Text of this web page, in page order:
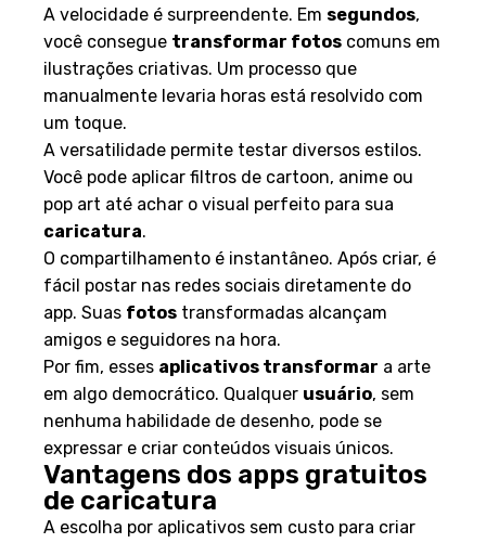
A velocidade é surpreendente. Em segundos,
você consegue transformar fotos comuns em
ilustrações criativas. Um processo que
manualmente levaria horas está resolvido com
um toque.
A versatilidade permite testar diversos estilos.
Você pode aplicar filtros de cartoon, anime ou
pop art até achar o visual perfeito para sua
caricatura.
O compartilhamento é instantâneo. Após criar, é
fácil postar nas redes sociais diretamente do
app. Suas fotos transformadas alcançam
amigos e seguidores na hora.
Por fim, esses aplicativos transformar a arte
em algo democrático. Qualquer usuário, sem
nenhuma habilidade de desenho, pode se
expressar e criar conteúdos visuais únicos.
Vantagens dos apps gratuitos
de caricatura
A escolha por aplicativos sem custo para criar